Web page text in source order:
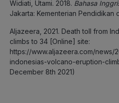
Widiati, Utami. 2018. Bahasa
Jakarta: Kementerian Pendidikan
Aljazeera, 2021. Death toll from
climbs to 34 [Online] site:
https://www.aljazeera.com/news/
indonesias-volcano-eruption-
December 8th 2021)